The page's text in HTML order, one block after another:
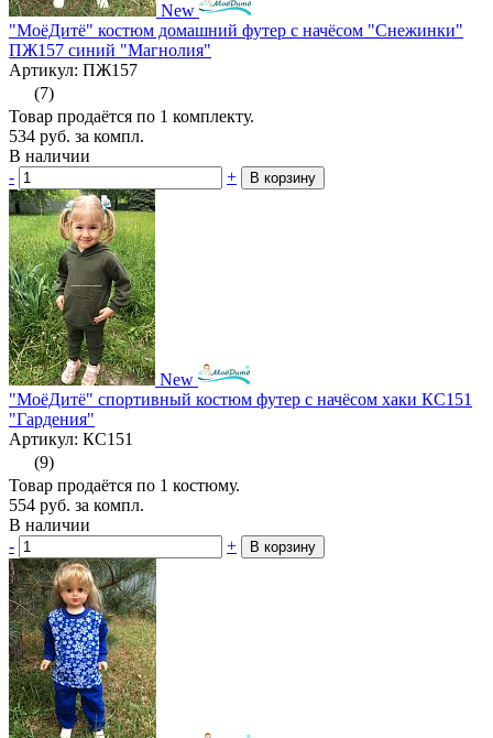
New
"МоёДитё" костюм домашний футер с начёсом "Снежинки"
ПЖ157 синий "Магнолия"
Артикул: ПЖ157
(7)
Товар продаётся по 1 комплекту.
534 руб. за компл.
В наличии
-
+ В корзину
New
"МоёДитё" спортивный костюм футер с начёсом хаки КС151
"Гардения"
Артикул: КС151
(9)
Товар продаётся по 1 костюму.
554 руб. за компл.
В наличии
-
+ В корзину